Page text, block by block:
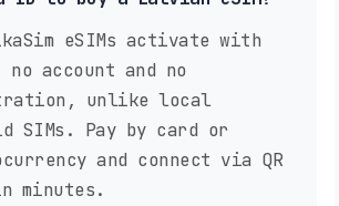
eSIMs activate with
no account and no
unlike local
SIMs. Pay by card or
and connect via QR
minutes.